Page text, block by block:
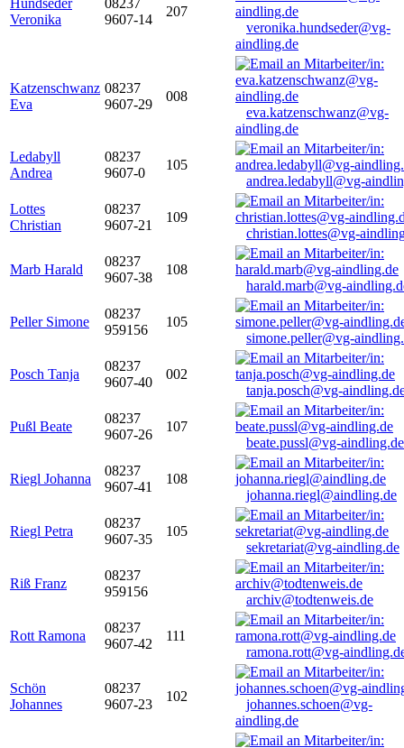
Hundseder
Veronika
08237
9607-14
207
veronika.hundseder@vg-
aindling.de
Katzenschwanz
Eva
08237
9607-29
008
eva.katzenschwanz@vg-
aindling.de
Ledabyll
Andrea
08237
9607-0
105
andrea.ledabyll@vg-
Lottes
Christian
08237
9607-21
109
christian.lottes@vg-
Marb Harald
08237
9607-38
108
harald.marb@vg-
Peller Simone
08237
959156
105
simone.peller@vg-
Posch Tanja
08237
9607-40
002
tanja.posch@vg-
Pußl Beate
08237
9607-26
107
beate.pussl@vg-aindling.de
Riegl Johanna
08237
9607-41
108
johanna.riegl@aindling.de
Riegl Petra
08237
9607-35
105
sekretariat@vg-aindling.de
Riß Franz
08237
959156
archiv@todtenweis.de
Rott Ramona
08237
9607-42
111
ramona.rott@vg-
Schön
Johannes
08237
9607-23
102
johannes.schoen@vg-
aindling.de